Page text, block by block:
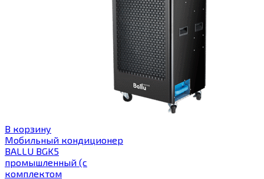
В корзину
Мобильный кондиционер
BALLU BGK5
промышленный (с
комплектом